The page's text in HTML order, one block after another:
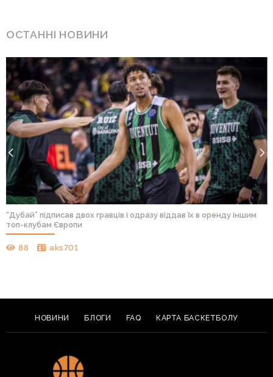
ОСТАННІ НОВИНИ
“Дубай” підписав двох гравців і одразу віддав їх в оренду іншим
топ-клубам Європи
88 aks701
НОВИНИ БЛОГИ FAQ КАРТА БАСКЕТБОЛУ